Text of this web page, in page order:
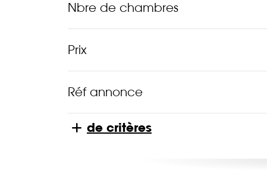
Nbre de chambres
Prix
Réf annonce
de critères